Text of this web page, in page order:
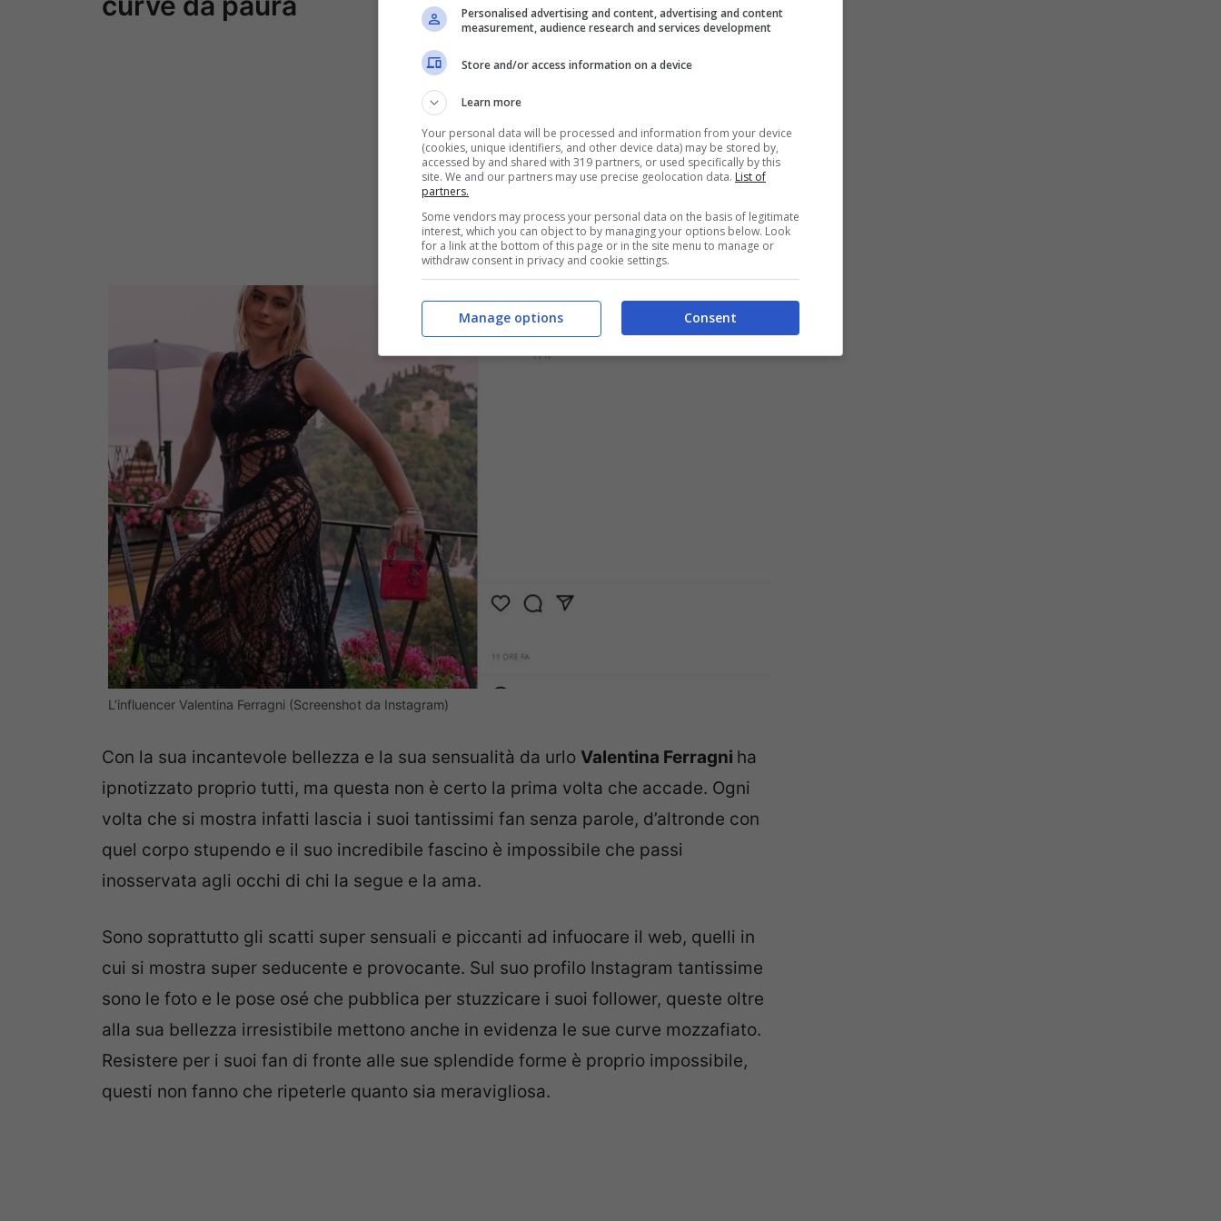
L’influencer Valentina Ferragni (Screenshot da Instagram)
Con la sua incantevole bellezza e la sua sensualità da urlo Valentina Ferragni ha
ipnotizzato proprio tutti, ma questa non è certo la prima volta che accade. Ogni
volta che si mostra infatti lascia i suoi tantissimi fan senza parole, d’altronde con
quel corpo stupendo e il suo incredibile fascino è impossibile che passi
inosservata agli occhi di chi la segue e la ama.
Sono soprattutto gli scatti super sensuali e piccanti ad infuocare il web, quelli in
cui si mostra super seducente e provocante. Sul suo profilo Instagram tantissime
sono le foto e le pose osé che pubblica per stuzzicare i suoi follower, queste oltre
alla sua bellezza irresistibile mettono anche in evidenza le sue curve mozzafiato.
Resistere per i suoi fan di fronte alle sue splendide forme è proprio impossibile,
questi non fanno che ripeterle quanto sia meravigliosa.
Personalised advertising and content, advertising and content
measurement, audience research and services development
Store and/or access information on a device
Learn more
Your personal data will be processed and information from your device
(cookies, unique identifiers, and other device data) may be stored by,
accessed by and shared with 319 partners, or used specifically by this
site. We and our partners may use precise geolocation data. List of
partners.
Some vendors may process your personal data on the basis of legitimate
interest, which you can object to by managing your options below. Look
for a link at the bottom of this page or in the site menu to manage or
withdraw consent in privacy and cookie settings.
Consent
Manage options